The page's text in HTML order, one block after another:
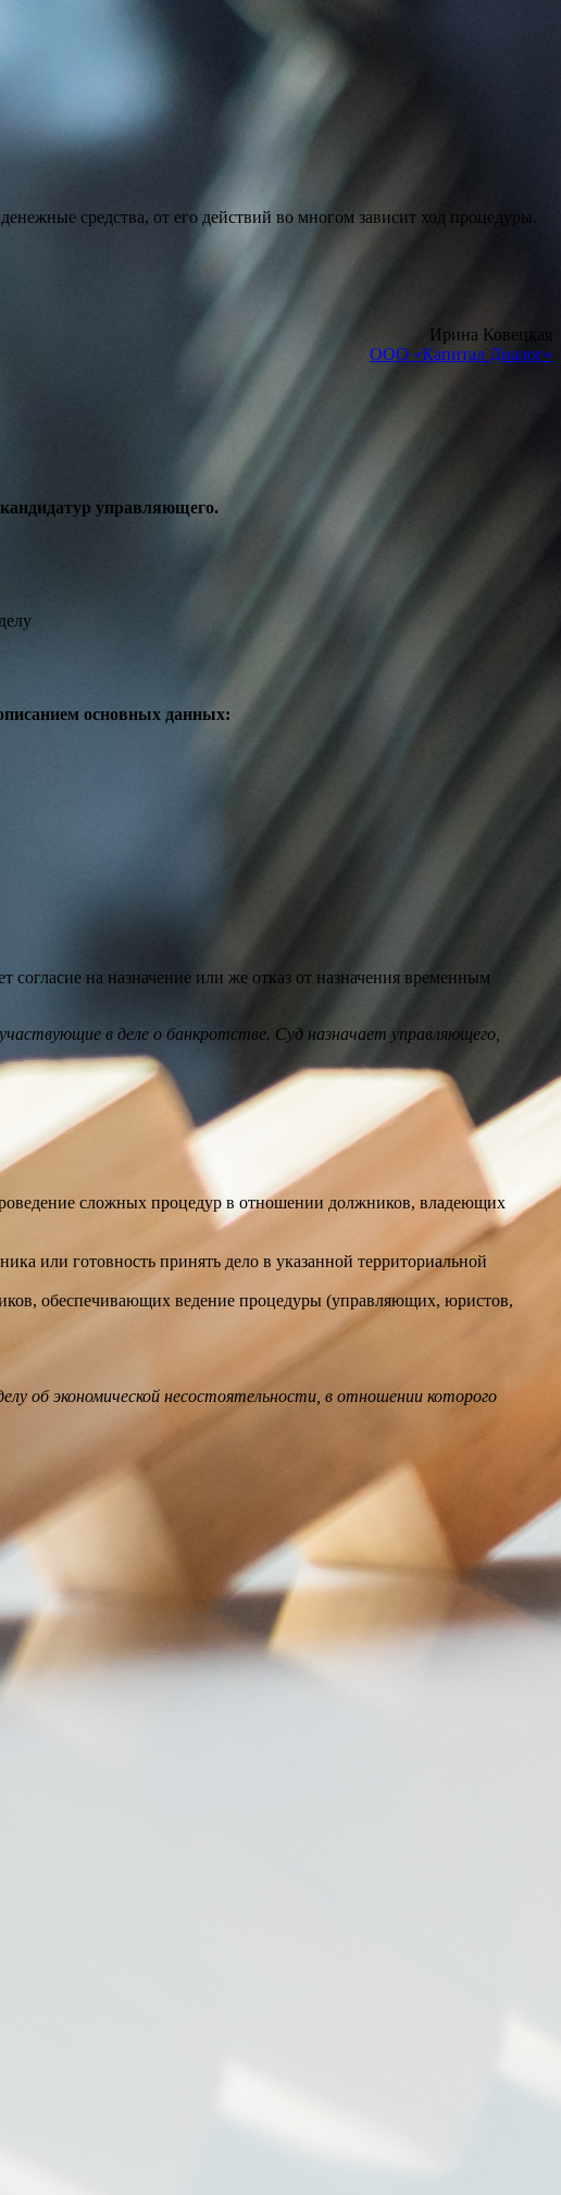
средства, от его действий во многом зависит ход процедуры.
Ирина Ковецкая
ООО «Капитал Диалог»
управляющего.
основных данных:
на назначение или же отказ от назначения временным
в деле о банкротстве. Суд назначает управляющего,
сложных процедур в отношении должников, владеющих
или готовность принять дело в указанной территориальной
обеспечивающих ведение процедуры (управляющих, юристов,
об экономической несостоятельности, в отношении которого